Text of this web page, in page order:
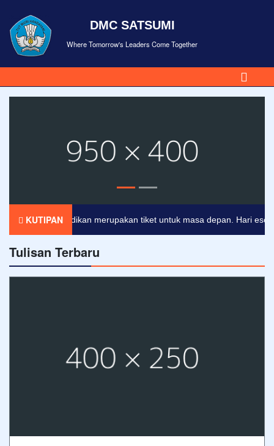
DMC SATSUMI
Where Tomorrow's Leaders Come Together
KUTIPAN
Pendidikan merupakan tiket untuk masa depan. Hari esok
Tulisan Terbaru